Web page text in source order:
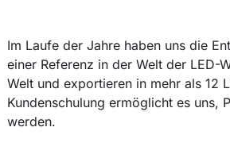
Im Laufe der Jahre haben uns die
einer Referenz in der Welt der LED-
Welt und exportieren in mehr als 12
Kundenschulung ermöglicht es uns,
werden.